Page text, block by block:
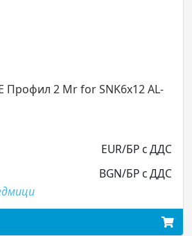
Mr for SNK6x12 AL-
EUR/БР с ДДС
BGN/БР с ДДС
PRF011/
73.48
143.71